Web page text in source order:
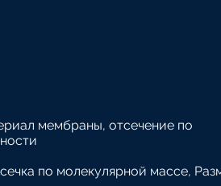
мембраны, отсечение по
по молекулярной массе,